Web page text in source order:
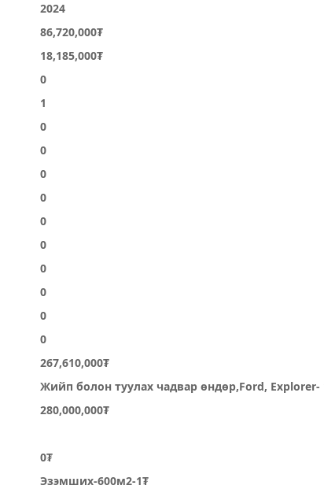
2024
86,720,000₮
18,185,000₮
0
1
0
0
0
0
0
0
0
0
0
0
267,610,000₮
Жийп болон туулах чадвар өндөр,Ford, Explorer-
280,000,000₮
0₮
Эзэмших-600м2-1₮